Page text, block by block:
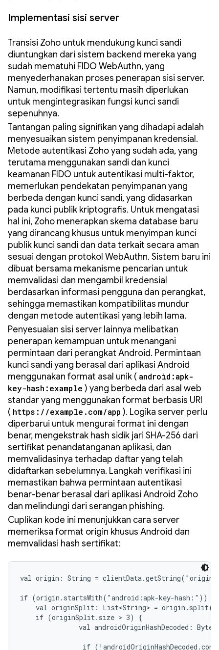
Implementasi sisi server
Transisi Zoho untuk mendukung kunci sandi
diuntungkan dari sistem backend mereka yang
sudah mematuhi FIDO WebAuthn, yang
menyederhanakan proses penerapan sisi server.
Namun, modifikasi tertentu masih diperlukan
untuk mengintegrasikan fungsi kunci sandi
sepenuhnya.
Tantangan paling signifikan yang dihadapi adalah
menyesuaikan sistem penyimpanan kredensial.
Metode autentikasi Zoho yang sudah ada, yang
terutama menggunakan sandi dan kunci
keamanan FIDO untuk autentikasi multi-faktor,
memerlukan pendekatan penyimpanan yang
berbeda dengan kunci sandi, yang didasarkan
pada kunci publik kriptografis. Untuk mengatasi
hal ini, Zoho menerapkan skema database baru
yang dirancang khusus untuk menyimpan kunci
publik kunci sandi dan data terkait secara aman
sesuai dengan protokol WebAuthn. Sistem baru ini
dibuat bersama mekanisme pencarian untuk
memvalidasi dan mengambil kredensial
berdasarkan informasi pengguna dan perangkat,
sehingga memastikan kompatibilitas mundur
dengan metode autentikasi yang lebih lama.
Penyesuaian sisi server lainnya melibatkan
penerapan kemampuan untuk menangani
permintaan dari perangkat Android. Permintaan
kunci sandi yang berasal dari aplikasi Android
menggunakan format asal unik ( android:apk-
key-hash:example ) yang berbeda dari asal web
standar yang menggunakan format berbasis URI
( https://example.com/app ). Logika server perlu
diperbarui untuk mengurai format ini dengan
benar, mengekstrak hash sidik jari SHA-256 dari
sertifikat penandatanganan aplikasi, dan
memvalidasinya terhadap daftar yang telah
didaftarkan sebelumnya. Langkah verifikasi ini
memastikan bahwa permintaan autentikasi
benar-benar berasal dari aplikasi Android Zoho
dan melindungi dari serangan phishing.
Cuplikan kode ini menunjukkan cara server
memeriksa format origin khusus Android dan
memvalidasi hash sertifikat:
val origin: String =
if (origin.startsWith("android:apk-key-hash:")) {
val originSplit: List<String> =
    if (originSplit.size > 3) {
val androidOriginHashDecoded:
if